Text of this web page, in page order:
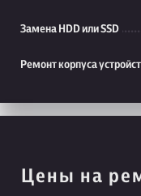
Замена HDD или SSD
Ремонт корпуса
Цены на